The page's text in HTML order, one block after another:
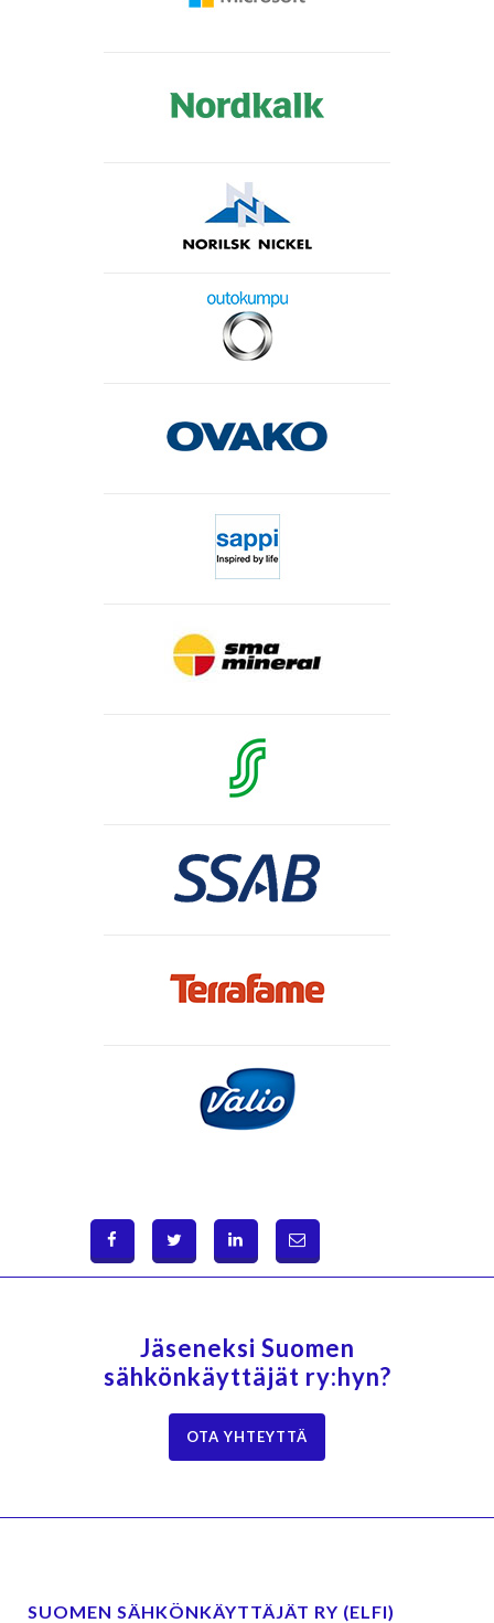
Jäseneksi Suomen
sähkönkäyttäjät ry:hyn?
OTA YHTEYTTÄ
SUOMEN SÄHKÖNKÄYTTÄJÄT RY (ELFI)